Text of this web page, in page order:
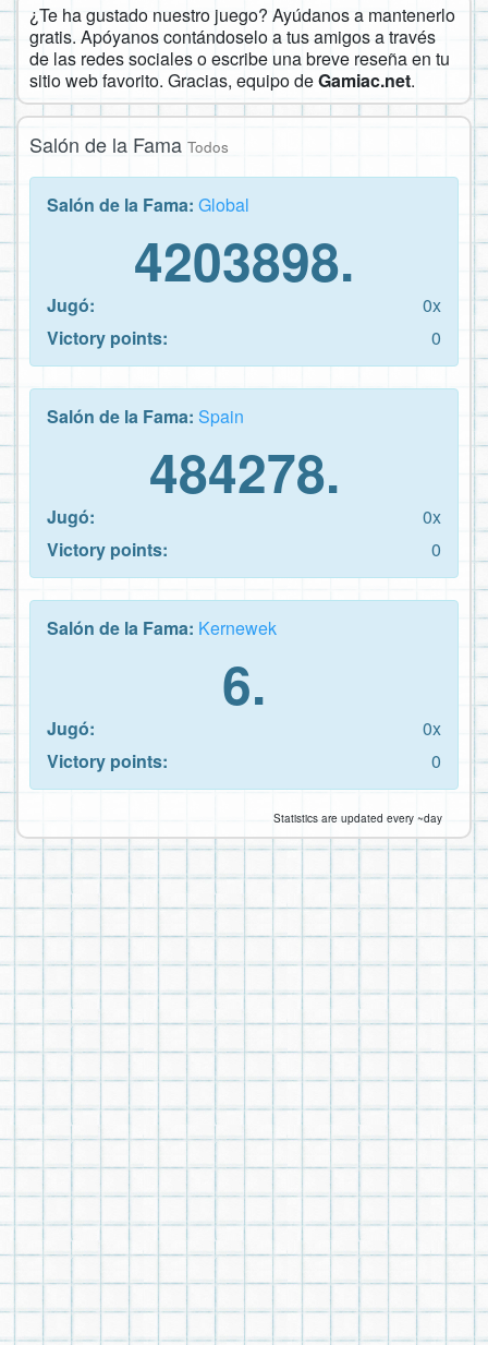
¿Te ha gustado nuestro juego? Ayúdanos a mantenerlo
gratis. Apóyanos contándoselo a tus amigos a través
de las redes sociales o escribe una breve reseña en tu
sitio web favorito. Gracias, equipo deGamiac.net.
Salón de la Fama Todos
Salón de la Fama: Global
4203898.
Jugó:
0x
Victory points:
0
Salón de la Fama: Spain
484278.
Jugó:
0x
Victory points:
0
Salón de la Fama: Kernewek
6.
Jugó:
0x
Victory points:
0
Statistics are updated every ~day